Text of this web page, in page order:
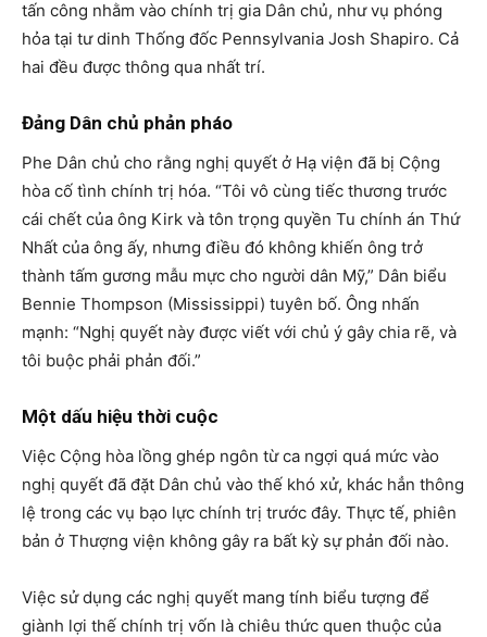
tấn công nhằm vào chính trị gia Dân chủ, như vụ phóng
hỏa tại tư dinh Thống đốc Pennsylvania Josh Shapiro. Cả
hai đều được thông qua nhất trí.
Đảng Dân chủ phản pháo
Phe Dân chủ cho rằng nghị quyết ở Hạ viện đã bị Cộng
hòa cố tình chính trị hóa. “Tôi vô cùng tiếc thương trước
cái chết của ông Kirk và tôn trọng quyền Tu chính án Thứ
Nhất của ông ấy, nhưng điều đó không khiến ông trở
thành tấm gương mẫu mực cho người dân Mỹ,” Dân biểu
Bennie Thompson (Mississippi) tuyên bố. Ông nhấn
mạnh: “Nghị quyết này được viết với chủ ý gây chia rẽ, và
tôi buộc phải phản đối.”
Một dấu hiệu thời cuộc
Việc Cộng hòa lồng ghép ngôn từ ca ngợi quá mức vào
nghị quyết đã đặt Dân chủ vào thế khó xử, khác hẳn thông
lệ trong các vụ bạo lực chính trị trước đây. Thực tế, phiên
bản ở Thượng viện không gây ra bất kỳ sự phản đối nào.
Việc sử dụng các nghị quyết mang tính biểu tượng để
giành lợi thế chính trị vốn là chiêu thức quen thuộc của